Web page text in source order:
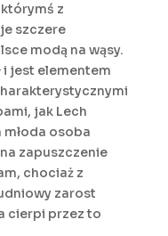
którymś z
szczere
modą na wąsy.
i jest elementem
jak Lech
młoda osoba
zapuszczenie
chociaż z
zarost
cierpi przez to